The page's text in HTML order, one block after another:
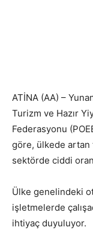
ATİNA (AA) –
Turizm ve Hazır
Federasyonu
göre, ülkede
sektörde ciddi
Ülke genelindeki
işletmelerde
ihtiyaç duyuluyor.